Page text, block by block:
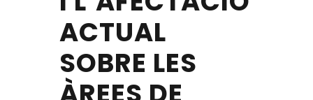
ACTUAL
SOBRE LES